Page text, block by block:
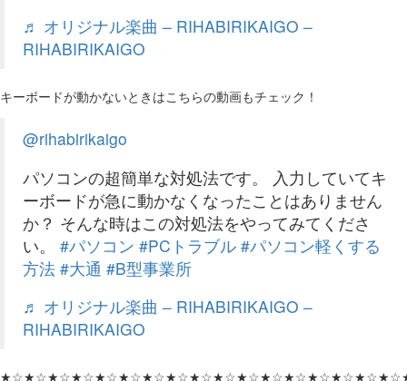
♬ オリジナル楽曲 – RIHABIRIKAIGO –
RIHABIRIKAIGO
キーボードが動かないときはこちらの動画もチェック！
@rihabirikaigo
パソコンの超簡単な対処法です。 入力していてキ
ーボードが急に動かなくなったことはありません
か？ そんな時はこの対処法をやってみてくださ
い。 #パソコン #PCトラブル #パソコン軽くする
方法 #大通 #B型事業所
♬ オリジナル楽曲 – RIHABIRIKAIGO –
RIHABIRIKAIGO